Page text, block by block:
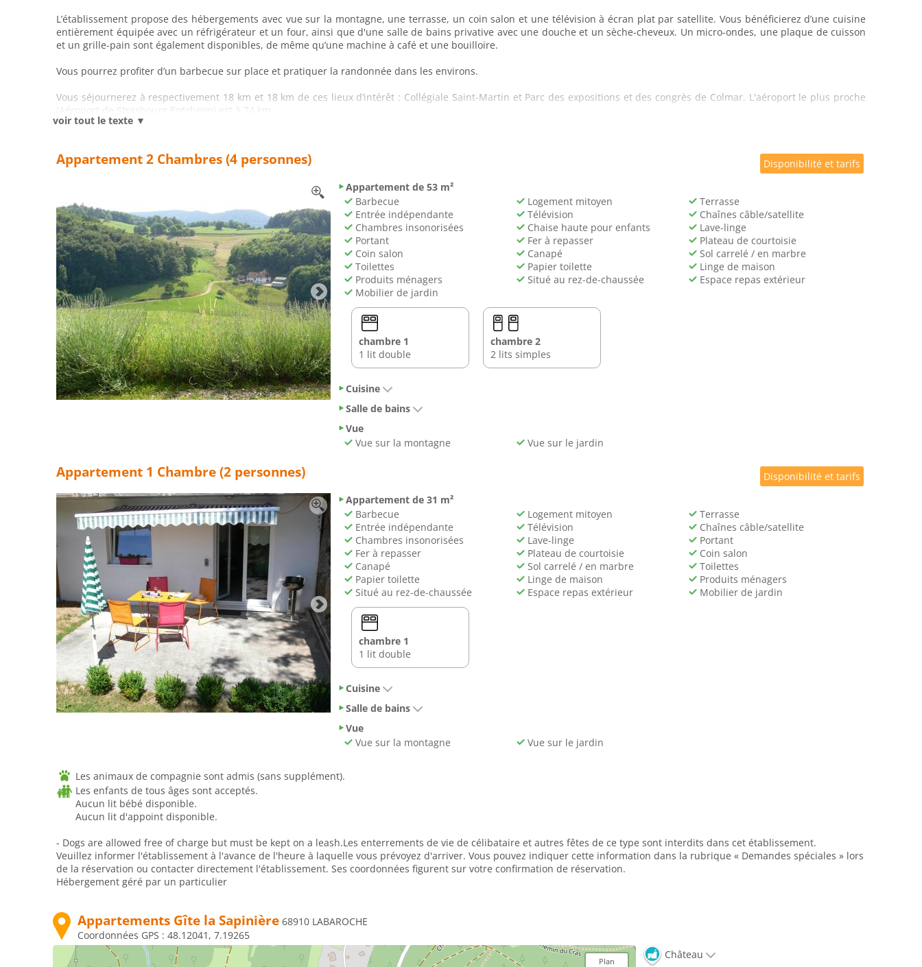
L’établissement propose des hébergements avec vue sur la montagne, une terrasse, un coin salon et une télévision à écran plat par satellite. Vous bénéficierez d’une cuisine
entièrement équipée avec un réfrigérateur et un four, ainsi que d'une salle de bains privative avec une douche et un sèche-cheveux. Un micro-ondes, une plaque de cuisson
et un grille-pain sont également disponibles, de même qu’une machine à café et une bouilloire.
Vous pourrez profiter d’un barbecue sur place et pratiquer la randonnée dans les environs.
Vous séjournerez à respectivement 18 km et 18 km de ces lieux d’intérêt : Collégiale Saint-Martin et Parc des expositions et des congrès de Colmar. L'aéroport le plus proche
(Aéroport de Strasbourg Entzheim) est à 74 km.
voir tout le texte ▼
Appartement 2 Chambres (4 personnes)
Appartement de 53 m²
Barbecue
Logement mitoyen
Terrasse
Entrée indépendante
Télévision
Chaînes câble/satellite
Chambres insonorisées
Chaise haute pour enfants
Lave-linge
Portant
Fer à repasser
Plateau de courtoisie
Coin salon
Canapé
Sol carrelé / en marbre
Toilettes
Papier toilette
Linge de maison
Produits ménagers
Situé au rez-de-chaussée
Espace repas extérieur
Mobilier de jardin
chambre 1
1 lit double
chambre 2
2 lits simples
Cuisine
Salle de bains
Vue
Vue sur la montagne
Vue sur le jardin
Disponibilité et tarifs
Appartement 1 Chambre (2 personnes)
Appartement de 31 m²
Barbecue
Logement mitoyen
Terrasse
Entrée indépendante
Télévision
Chaînes câble/satellite
Chambres insonorisées
Lave-linge
Portant
Fer à repasser
Plateau de courtoisie
Coin salon
Canapé
Sol carrelé / en marbre
Toilettes
Papier toilette
Linge de maison
Produits ménagers
Situé au rez-de-chaussée
Espace repas extérieur Mobilier de jardin
chambre 1
1 lit double
Cuisine
Salle de bains
Vue
Vue sur la montagne
Vue sur le jardin
Disponibilité et tarifs
Les animaux de compagnie sont admis (sans supplément).
Les enfants de tous âges sont acceptés.
Aucun lit bébé disponible.
Aucun lit d'appoint disponible.
- Dogs are allowed free of charge but must be kept on a leash.Les enterrements de vie de célibataire et autres fêtes de ce type sont interdits dans cet établissement.
Veuillez informer l'établissement à l'avance de l'heure à laquelle vous prévoyez d'arriver. Vous pouvez indiquer cette information dans la rubrique « Demandes spéciales » lors
de la réservation ou contacter directement l'établissement. Ses coordonnées figurent sur votre confirmation de réservation.
Hébergement géré par un particulier
Appartements Gîte la Sapinière 68910 LABAROCHE
Coordonnées GPS : 48.12041, 7.19265
Plan
Château